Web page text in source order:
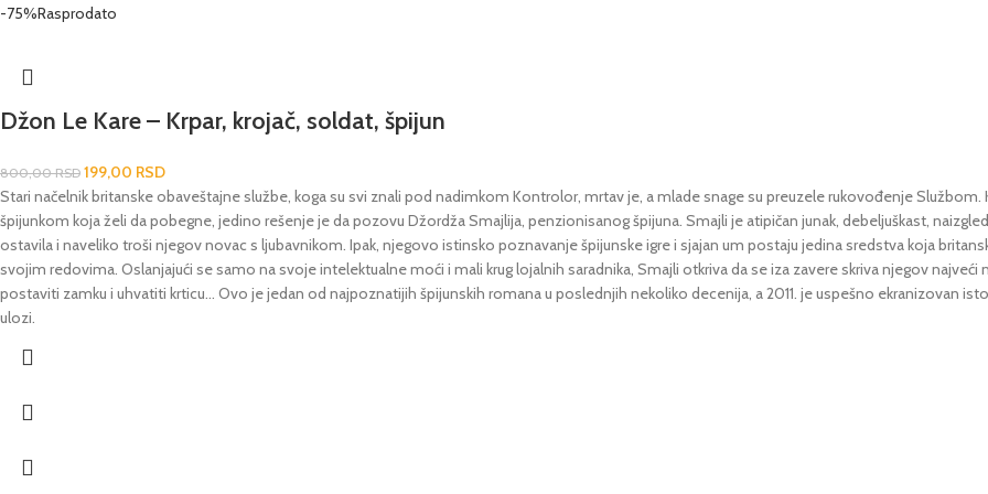
-75%Rasprodato
Džon Le Kare – Krpar, krojač, soldat, špijun
800,00RSD 199,00 RSD
Stari načelnik britanske obaveštajne službe, koga su svi znali pod nadimkom Kontrolor, mrtav je, a mlade snage su preuzele rukovođenje
špijunkom koja želi da pobegne, jedino rešenje je da pozovu Džordža Smajlija, penzionisanog špijuna. Smajli je atipičan junak, debeljuškast,
ostavila i naveliko troši njegov novac s ljubavnikom. Ipak, njegovo istinsko poznavanje špijunske igre i sjajan um postaju jedina sredstva koja
svojim redovima. Oslanjajući se samo na svoje intelektualne moći i mali krug lojalnih saradnika, Smajli otkriva da se iza zavere skriva njegov najveći
postaviti zamku i uhvatiti krticu... Ovo je jedan od najpoznatijih špijunskih romana u poslednjih nekoliko decenija, a 2011. je uspešno ekranizovan
ulozi.